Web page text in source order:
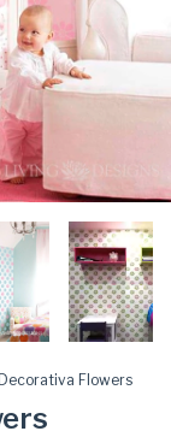
Flowers